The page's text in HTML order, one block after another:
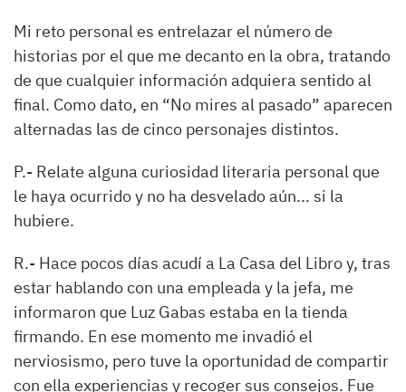
Mi reto personal es entrelazar el número de
historias por el que me decanto en la obra, tratando
de que cualquier información adquiera sentido al
final. Como dato, en “No mires al pasado” aparecen
alternadas las de cinco personajes distintos.
P.- Relate alguna curiosidad literaria personal que
le haya ocurrido y no ha desvelado aún... si la
hubiere.
R.- Hace pocos días acudí a La Casa del Libro y, tras
estar hablando con una empleada y la jefa, me
informaron que Luz Gabas estaba en la tienda
firmando. En ese momento me invadió el
nerviosismo, pero tuve la oportunidad de compartir
con ella experiencias y recoger sus consejos. Fue